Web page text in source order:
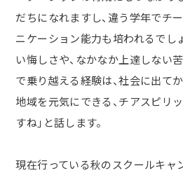
だちになれますし、違う学年でチ
ニケーション能力も培われるでし
い悔しさや、なかなか上達しない
で乗り越える経験は、社会に出て
地域を元気にできる、チアスピリ
すね」と話します。
現在行っている秋のスクールキャ